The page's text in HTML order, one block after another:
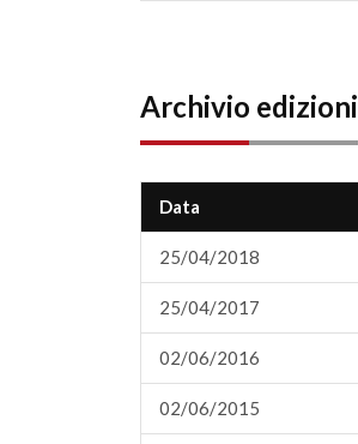
Archivio edizioni
Data
25/04/2018
25/04/2017
02/06/2016
02/06/2015